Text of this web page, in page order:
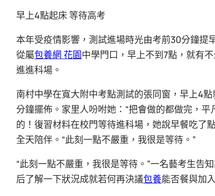
早上4點起床 等待高考
本年受疫情影響，測試進場時光由考前30分鐘
從屬包養網 花園中學門口，早上不到7點，就有
進進科場。
南村中學在寬大附中考點測試的張同窗，早上4點
分鐘擺佈。家里人吩咐她：“把會做的都做完，
的！復習材料在校門等待進科場，她說早餐吃了
全天陪伴。“此刻一點不嚴重，我很是等待。”
“此刻一點不嚴重，我很是等待。”一名藝考生告
后了解一下狀況成就若何再決議包養能否餐與加